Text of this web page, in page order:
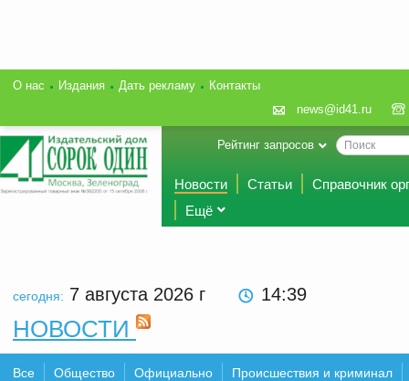
О нас Издания Дать рекламу
Контакты
news@id41.ru
Рейтинг запросов
Новости Статьи
Справочник
Ещё
сегодня: 7 августа 2026 г 14:39
НОВОСТИ
Все Общество Официально
Происшествия и криминал